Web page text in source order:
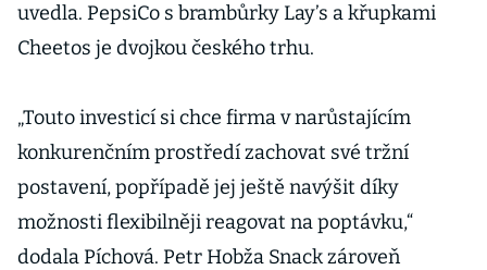
uvedla. PepsiCo s brambůrky Lay’s a křupkami
Cheetos je dvojkou českého trhu.
„Touto investicí si chce firma v narůstajícím
konkurenčním prostředí zachovat své tržní
postavení, popřípadě jej ještě navýšit díky
možnosti flexibilněji reagovat na poptávku,“
dodala Píchová. Petr Hobža Snack zároveň